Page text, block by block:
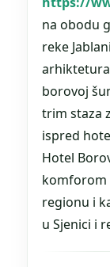
na obodu
reke
borovoj
trim staza
ispred
Hotel
komforom
regionu i
u Sjenici i